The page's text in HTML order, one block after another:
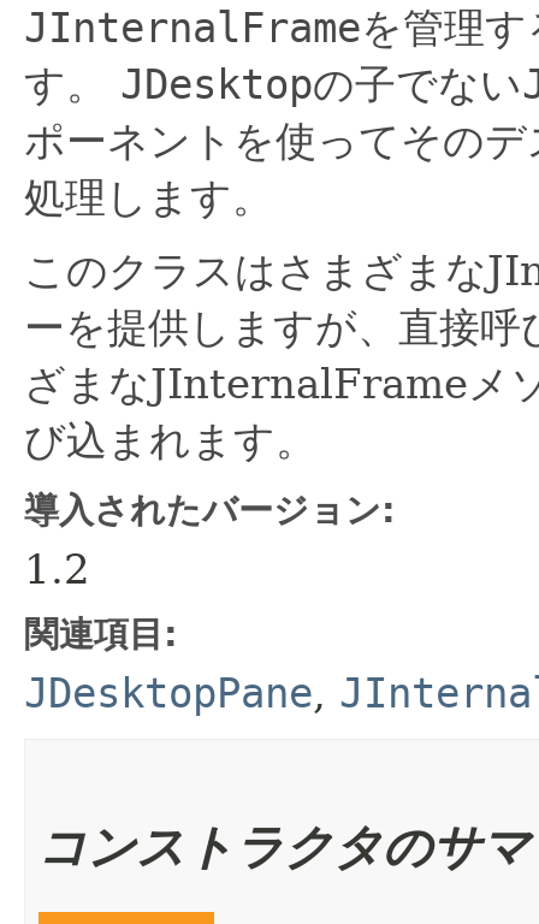
JInternalFrameを管理
す。
JDesktopの子でない
ポーネントを使ってその
処理します。
このクラスはさまざまな
ーを提供しますが、直接
ざまなJInternalFrameメ
び込まれます。
導入されたバージョン:
1.2
関連項目:
JDesktopPane,
コンストラクタのサ